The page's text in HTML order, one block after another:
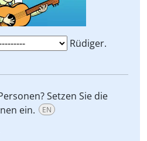
Rüdiger.
Setzen Sie die
ein.
EN